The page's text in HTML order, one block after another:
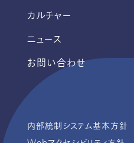
カルチャー
ニュース
お問い合わせ
内部統制システム基本方針